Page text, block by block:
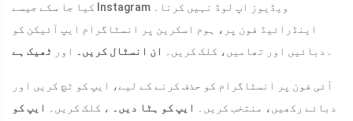
کیا جا سکے جیسے Instagram ویڈیوز اپ لوڈ نہیں کرنا۔
اینڈرائیڈ فون پر، ہوم اسکرین پر انسٹاگرام ایپ آئیکن کو
دبائیں اور تھامیں، کلک کریں۔
ان انسٹال کریں۔ اور ٹھیک ہے .
آئی فون پر انسٹاگرام کو حذف کرنے کے لیے، ایپ کو ٹچ کریں اور
دبائے رکھیں، منتخب کریں۔
ایپ کو ہٹا دیں۔ ، کلک کریں۔ ایپ کو